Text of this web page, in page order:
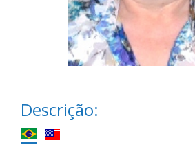
Descrição: